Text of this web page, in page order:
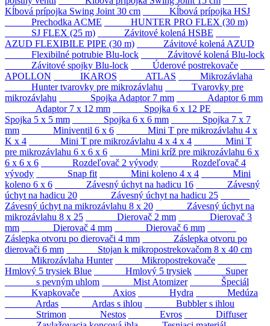
Kĺbová prípojka Swing Joint 30 cm
Kĺbová prípojka HSJ
Prechodka ACME
HUNTER PRO FLEX (30 m)
SJ FLEX (25 m)
Závitové kolená HSBE
AZUD FLEXIBILE PIPE (30 m)
Závitové kolená AZUD
Flexibilné potrubie Blu-lock
Závitové kolená Blu-lock
Závitové spojky Blu-lock
Úderové postrekovače
APOLLON
IKAROS ATLAS
Mikrozávlaha
Hunter tvarovky pre mikrozávlahu
Tvarovky pre
mikrozávlahu
Spojka Adaptor 7 mm
Adaptor 6 mm
Adaptor 7 x 12 mm
Spojka 6 x 12 PE
Spojka 5 x 5 mm
Spojka 6 x 6 mm
Spojka 7 x 7
mm
Miniventil 6 x 6
Mini T pre mikrozávlahu 4 x
K x 4
Mini T pre mikrozávlahu 4 x 4 x 4
Mini T
pre mikrozávlahu 6 x 6 x 6
Mini kríž pre mikrozávlahu 6 x
6 x 6 x 6
Rozdeľovač 2 vývody
Rozdeľovač 4
vývody
Snap fit Mini koleno 4 x 4
Mini
koleno 6 x 6
Závesný úchyt na hadicu 16
Závesný
úchyt na hadicu 20
Závesný úchyt na hadicu 25
Závesný úchyt na mikrozávlahu 8 x 20
Závesný úchyt na
mikrozávlahu 8 x 25
Dierovač 2 mm
Dierovač 3
mm
Dierovač 4 mm
Dierovač 6 mm
Záslepka otvoru po dierovači 4 mm
Záslepka otvoru po
dierovači 6 mm
Stojan k mikropostrekovačom 8 x 40 cm
Mikrozávlaha Hunter
Mikropostrekovače
Hmlový 5 trysiek Blue
Hmlový 5 trysiek
Super
s pevným uhlom
Mist Atomizer
Špeciál
Kvapkovače
Axios Hydra
Medúza
Ardas
Ardas s ihlou
Bubbler s ihlou
Strimon
Nestos Evros
Diffuser